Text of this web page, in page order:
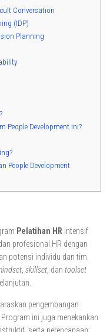
Conversation
(IDP)
Planning
People Development ini?
People Development
Pelatihan HR intensif
profesional HR dengan
potensi individu dan tim.
, skillset, dan toolset
pengembangan
ini juga menekankan
serta perencanaan